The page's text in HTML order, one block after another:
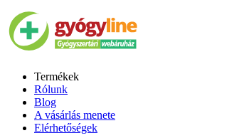
Termékek
Rólunk
Blog
A vásárlás menete
Elérhetőségek